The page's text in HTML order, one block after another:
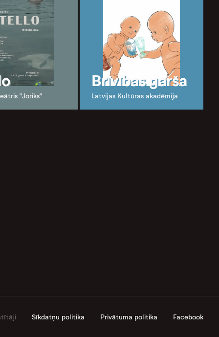
"Joriks"
Brīvības garša
Latvijas Kultūras akadēmija
Sīkdatņu politika Privātuma politika Facebook